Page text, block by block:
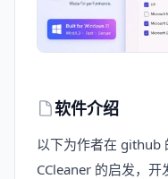
软件介绍
以下为作者在 github
CCleaner 的启发，